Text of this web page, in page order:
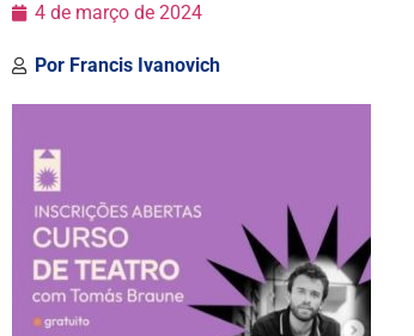
4 de março de 2024
Por Francis Ivanovich